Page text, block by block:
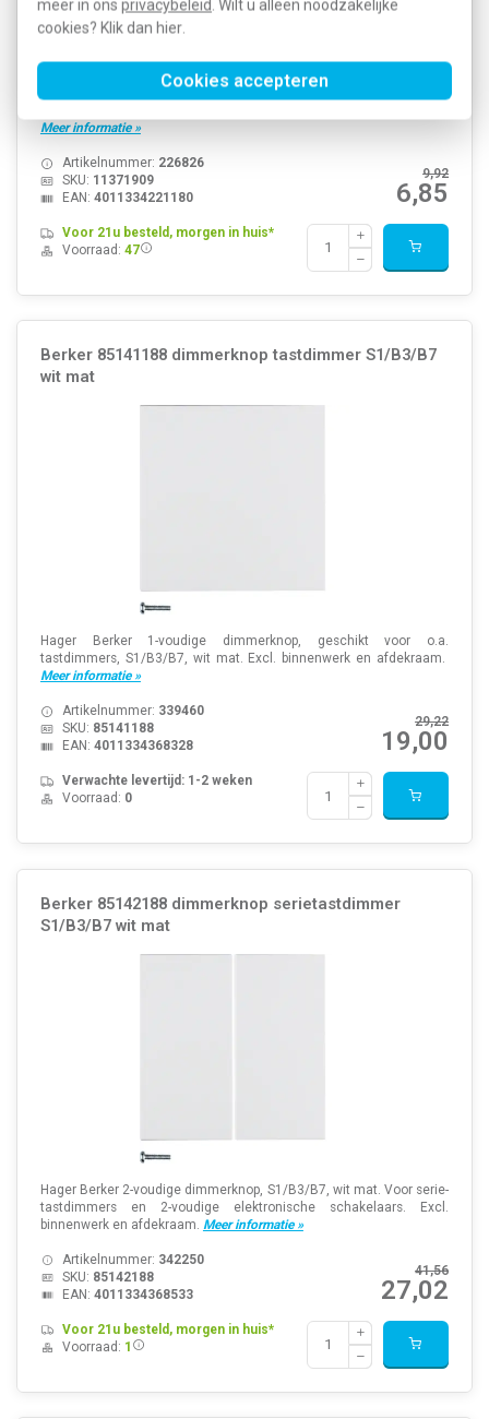
meer in ons privacybeleid. Wilt u alleen noodzakelijke
cookies? Klik dan hier.
Cookies accepteren
Hager Berker dimmerdraaiknop, S1/B3/B7, wit mat. Voor dimmers
Meer informatie »
9,92
6,85
Artikelnummer: 226826
SKU: 11371909
EAN: 4011334221180
Voor 21u besteld, morgen in huis*
Voorraad: 47
Berker 85141188 dimmerknop tastdimmer S1/B3/B7
wit mat
Hager Berker 1-voudige dimmerknop, geschikt voor o.a.
tastdimmers, S1/B3/B7, wit mat. Excl. binnenwerk en afdekraam.
Meer informatie »
29,22
19,00
Artikelnummer: 339460
SKU: 85141188
EAN: 4011334368328
Verwachte levertijd: 1-2 weken
Voorraad: 0
Berker 85142188 dimmerknop serietastdimmer
S1/B3/B7 wit mat
Hager Berker 2-voudige dimmerknop, S1/B3/B7, wit mat. Voor serie-
tastdimmers en 2-voudige elektronische schakelaars. Excl.
binnenwerk en afdekraam. Meer informatie »
41,56
27,02
Artikelnummer: 342250
SKU: 85142188
EAN: 4011334368533
Voor 21u besteld, morgen in huis*
Voorraad: 1